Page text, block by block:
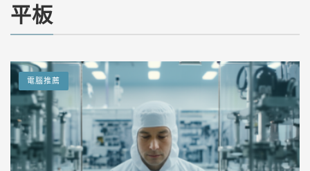
平板
電腦推薦